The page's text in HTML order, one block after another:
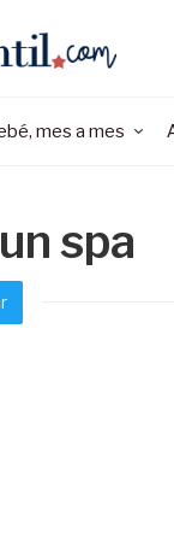
mes a mes
spa